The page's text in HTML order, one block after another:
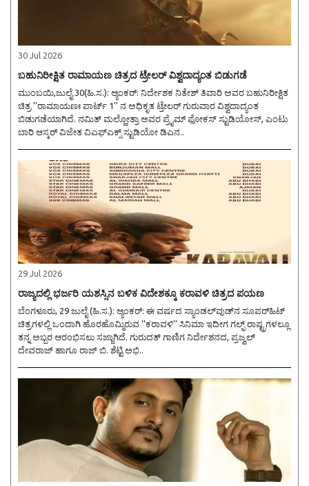
30 Jul 2026
ಬಹುನಿರೀಕ್ಷಿತ ರಾಮಾಯಣ ಚಿತ್ರದ ಟ್ರೇಲರ್ ವಿಶ್ವದಾದ್ಯಂತ ಬಿಡುಗಡೆ
ಮುಂಬಯಿ,ಜುಲೈ 30(ಹಿ.ಸ.): ಆ್ಯಂಕರ್: ನಿರ್ದೇಶಕ ನಿತೇಶ್ ತಿವಾರಿ ಅವರ ಬಹುನಿರೀಕ್ಷಿತ
ಚಿತ್ರ ''ರಾಮಾಯಣಃ ಪಾರ್ಟ್ 1'' ನ ಅಧಿಕೃತ ಟ್ರೇಲರ್ ಗುರುವಾರ ವಿಶ್ವದಾದ್ಯಂತ
ಬಿಡುಗಡೆಯಾಗಿದೆ. ನಮಿತ್ ಮಲ್ಹೋತ್ರಾ ಅವರ ಪ್ರೈಮ್ ಫೋಕಸ್ ಸ್ಟುಡಿಯೋಸ್, ಎಂಟು
ಬಾರಿ ಆಸ್ಕರ್ ವಿಜೇತ ವಿಎಫ್ಎಕ್ಸ್ ಸ್ಟುಡಿಯೋ ಡಿಎನ..
29 Jul 2026
ರಾಜ್ಯದಲ್ಲಿ ಭರ್ಜರಿ ಯಶಸ್ಸಿನ ಬಳಿಕ ವಿದೇಶಕ್ಕೂ ಕರಾವಳಿ ಚಿತ್ರದ ಪಯಣ
ಬೆಂಗಳೂರು, 29 ಜುಲೈ (ಹಿ.ಸ.): ಆ್ಯಂಕರ್: ಈ ವರ್ಷದ ಸ್ಯಾಂಡಲ್‌ವುಡ್‌ನ ಸೂಪರ್‌ಹಿಟ್
ಚಿತ್ರಗಳಲ್ಲಿ ಒಂದಾಗಿ ಹೊರಹೊಮ್ಮಿರುವ ''ಕರಾವಳಿ'' ಸಿನಿಮಾ ಇದೀಗ ಗಲ್ಫ್‌ ರಾಷ್ಟ್ರಗಳಲ್ಲೂ
ತನ್ನ ಅಬ್ಬರ ಆರಂಭಿಸಲು ಸಜ್ಜಾಗಿದೆ. ಗುರುದತ್ ಗಾಣಿಗ ನಿರ್ದೇಶನದ, ಪ್ರಜ್ವಲ್
ದೇವರಾಜ್ ಹಾಗೂ ರಾಜ್ ಬಿ. ಶೆಟ್ಟಿ ಅಭಿ..